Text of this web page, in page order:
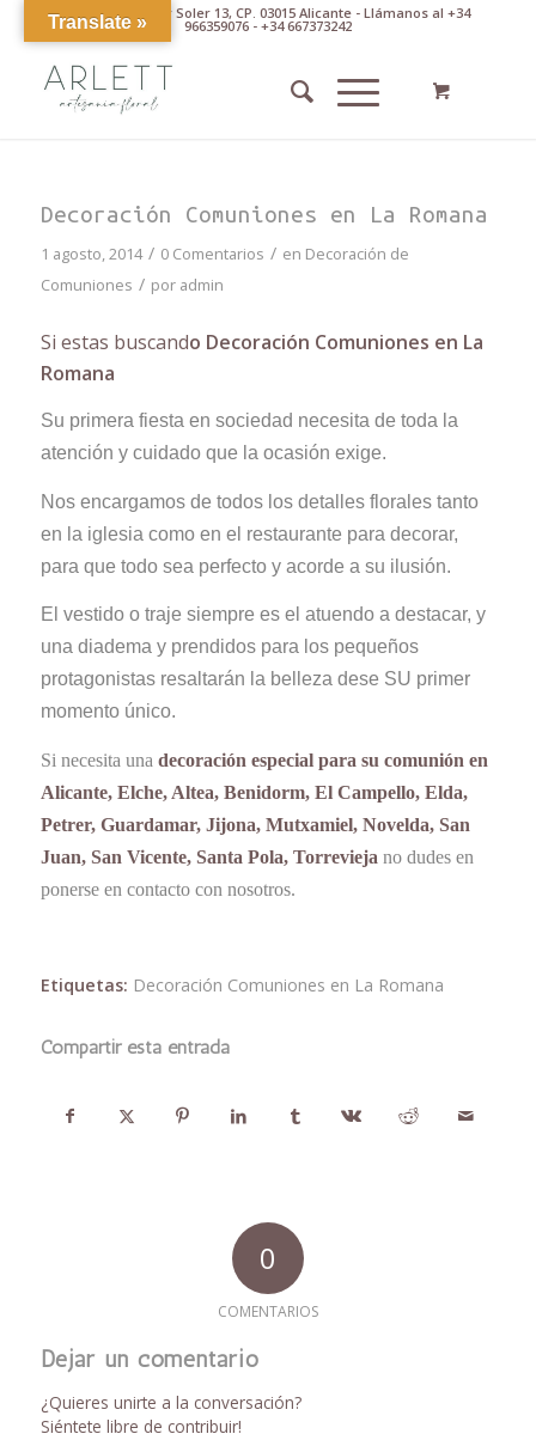
Av. Pintor Xavier Soler 13, CP. 03015 Alicante - Llámanos al +34
966359076 - +34 667373242
Decoración Comuniones en La Romana
1 agosto, 2014 / 0 Comentarios / en Decoración de
Comuniones / por admin
Si estas buscando Decoración Comuniones en La
Romana
Su primera fiesta en sociedad necesita de toda la
atención y cuidado que la ocasión exige.
Nos encargamos de todos los detalles florales tanto
en la iglesia como en el restaurante para decorar,
para que todo sea perfecto y acorde a su ilusión.
El vestido o traje siempre es el atuendo a destacar, y
una diadema y prendidos para los pequeños
protagonistas resaltarán la belleza dese SU primer
momento único.
Si necesita una decoración especial para su comunión en
Alicante, Elche, Altea, Benidorm, El Campello, Elda,
Petrer, Guardamar, Jijona, Mutxamiel, Novelda, San
Juan, San Vicente, Santa Pola, Torrevieja no dudes en
ponerse en contacto con nosotros.
Etiquetas: Decoración Comuniones en La Romana
Compartir esta entrada
0
COMENTARIOS
Dejar un comentario
¿Quieres unirte a la conversación?
Siéntete libre de contribuir!
Translate »